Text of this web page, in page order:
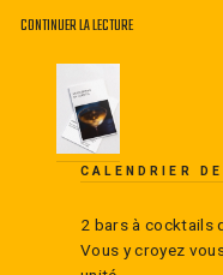
CONTINUER LA LECTURE
CALENDRIER
2 bars à cocktails
Vous y croyez